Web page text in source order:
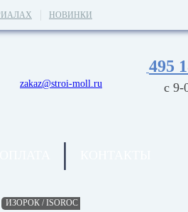
НОВИНКИ
zakaz@stroi-moll.ru
495
с 9-
ИЗОРОК / ISOROC